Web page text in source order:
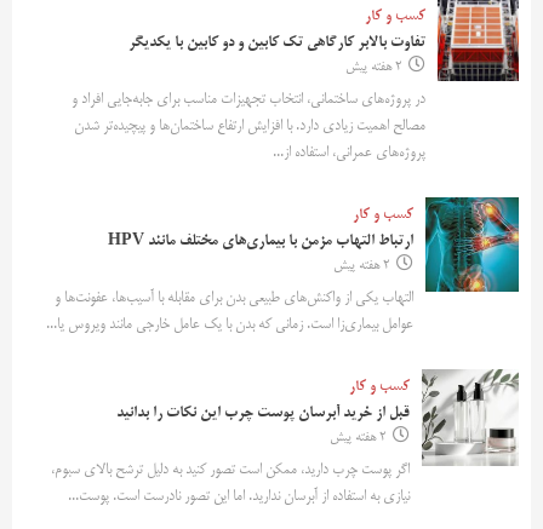
کسب و کار
تفاوت بالابر کارگاهی تک کابین و دو کابین با یکدیگر
2 هفته پیش
در پروژه‌های ساختمانی، انتخاب تجهیزات مناسب برای جابه‌جایی افراد و
مصالح اهمیت زیادی دارد. با افزایش ارتفاع ساختمان‌ها و پیچیده‌تر شدن
پروژه‌های عمرانی، استفاده از...
کسب و کار
ارتباط التهاب مزمن با بیماری‌های مختلف مانند HPV
2 هفته پیش
التهاب یکی از واکنش‌های طبیعی بدن برای مقابله با آسیب‌ها، عفونت‌ها و
عوامل بیماری‌زا است. زمانی که بدن با یک عامل خارجی مانند ویروس یا...
کسب و کار
قبل از خرید آبرسان پوست چرب این نکات را بدانید
2 هفته پیش
اگر پوست چرب دارید، ممکن است تصور کنید به دلیل ترشح بالای سبوم،
نیازی به استفاده از آبرسان ندارید. اما این تصور نادرست است. پوست...